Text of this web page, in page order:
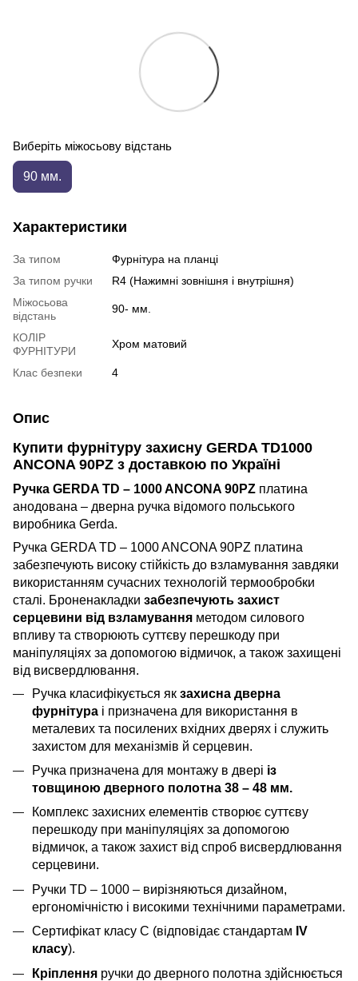
Виберіть міжосьову відстань
90 мм.
Характеристики
За типом
Фурнітура на планці
За типом ручки
R4 (Нажимні зовнішня і внутрішня)
Міжосьова
відстань
90- мм.
КОЛІР
ФУРНІТУРИ
Хром матовий
Клас безпеки 4
Опис
Купити фурнітуру захисну GERDA TD1000
ANCONA 90PZ з доставкою по Україні
Ручка GERDA TD – 1000 ANCONA 90PZ платина
анодована – дверна ручка відомого польського
виробника Gerda.
Ручка GERDA TD – 1000 ANCONA 90PZ платина
забезпечують високу стійкість до взламування завдяки
використанням сучасних технологій термообробки
сталі. Броненакладки забезпечують захист
серцевини від взламування методом силового
впливу та створюють суттєву перешкоду при
маніпуляціях за допомогою відмичок, а також захищені
від висвердлювання.
Ручка класифікується як захисна дверна
фурнітура і призначена для використання в
металевих та посилених вхідних дверях і служить
захистом для механізмів й серцевин.
Ручка призначена для монтажу в двері із
товщиною дверного полотна 38 – 48 мм.
Комплекс захисних елементів створює суттєву
перешкоду при маніпуляціях за допомогою
відмичок, а також захист від спроб висвердлювання
серцевини.
Ручки TD – 1000 – вирізняються дизайном,
ергономічністю і високими технічними параметрами.
Сертифікат класу С (відповідає стандартам IV
класу).
Кріплення ручки до дверного полотна здійснюється